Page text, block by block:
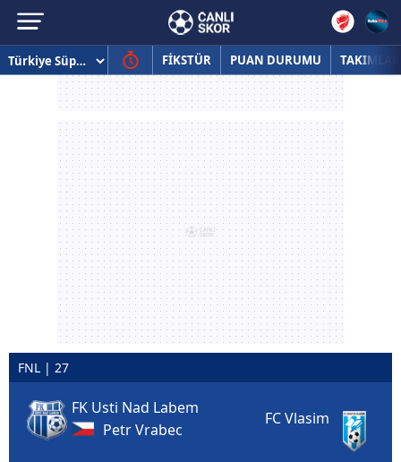
FİKSTÜR PUAN DURUMU TAKIMLAR
FNL | 27
FK Usti Nad Labem
Petr Vrabec
FC Vlasim